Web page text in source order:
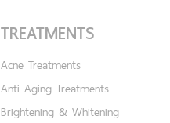
TREATMENTS
Acne Treatments
Anti Aging Treatments
Brightening & Whitening